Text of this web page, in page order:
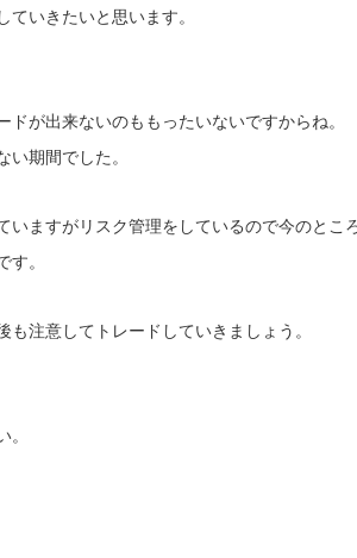
いきたいと思います。
が出来ないのももったいないですからね。
期間でした。
ますがリスク管理をしているので今のとこ
。
注意してトレードしていきましょう。